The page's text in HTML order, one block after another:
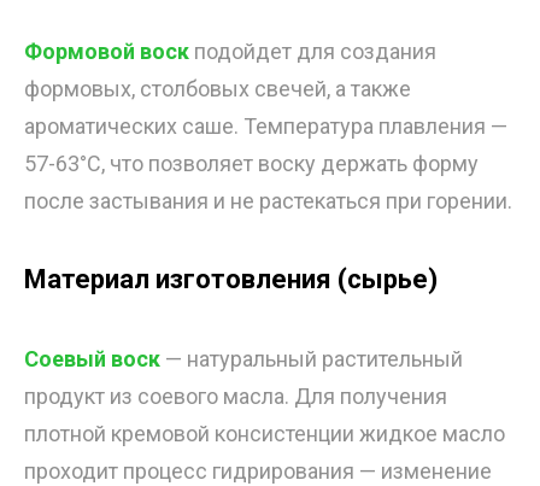
Формовой воск подойдет для создания
формовых, столбовых свечей, а также
ароматических саше. Температура плавления —
57-63°C, что позволяет воску держать форму
после застывания и не растекаться при горении.
Материал изготовления (сырье)
Соевый воск — натуральный растительный
продукт из соевого масла. Для получения
плотной кремовой консистенции жидкое масло
проходит процесс гидрирования — изменение